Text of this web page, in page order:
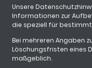
Unsere
Informationen zur
die speziell für
Bei mehreren Angaben
Löschungsfristen eines
maßgeblich.